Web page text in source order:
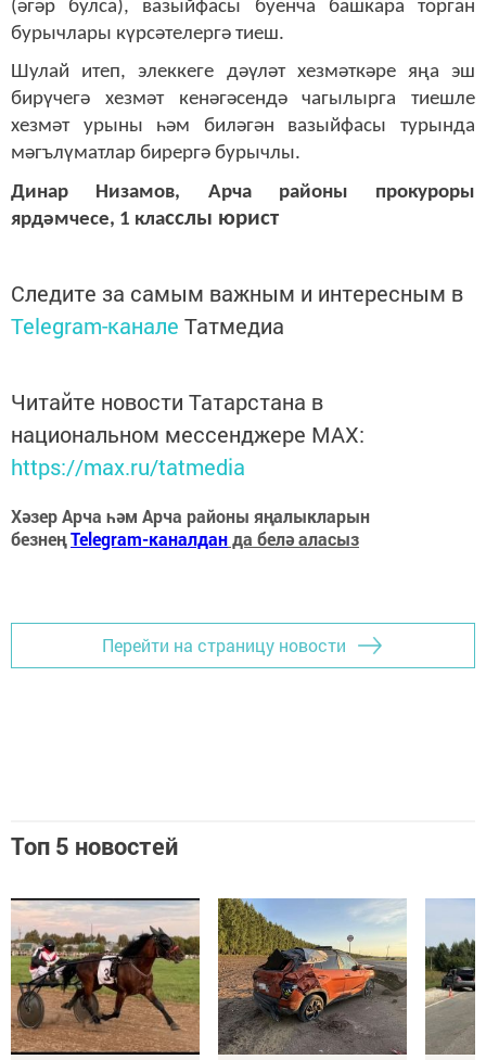
(әгәр булса), вазыйфасы буенча башкара торган
бурычлары күрсәтелергә тиеш.
Шулай итеп, элеккеге дәүләт хезмәткәре яңа эш
бирүчегә хезмәт кенәгәсендә чагылырга тиешле
хезмәт урыны һәм биләгән вазыйфасы турында
мәгълүматлар бирергә бурычлы.
Динар Низамов, Арча районы прокуроры
ярдәмчесе, 1 класслы юрист
Следите за самым важным и интересным в
Telegram-канале Татмедиа
Читайте новости Татарстана в
национальном мессенджере MАХ:
https://max.ru/tatmedia
Хәзер Арча һәм Арча районы яңалыкларын
безнеңTelegram-каналданда белә аласыз
Перейти на страницу новости
Топ 5 новостей